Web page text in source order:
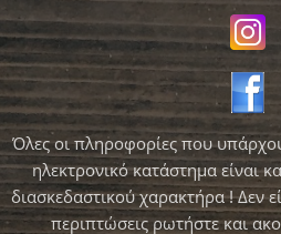
Όλες οι πληροφορίες που
ηλεκτρονικό κατάστημα είναι
διασκεδαστικού χαρακτήρα ! Δεν
περιπτώσεις ρωτήστε και